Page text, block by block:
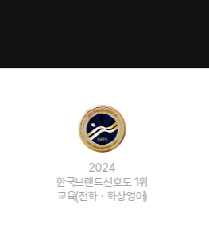
2023
한국브랜드선호도 1위
교육(전화ㆍ화상영어)